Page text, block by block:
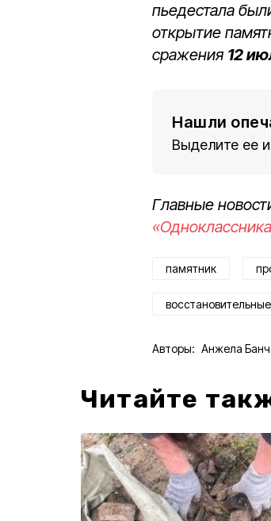
пьедестала
открытие
сражения 12
Нашли
Выделите ее
Главные
памятник
Авторы: Анжела
Читайте